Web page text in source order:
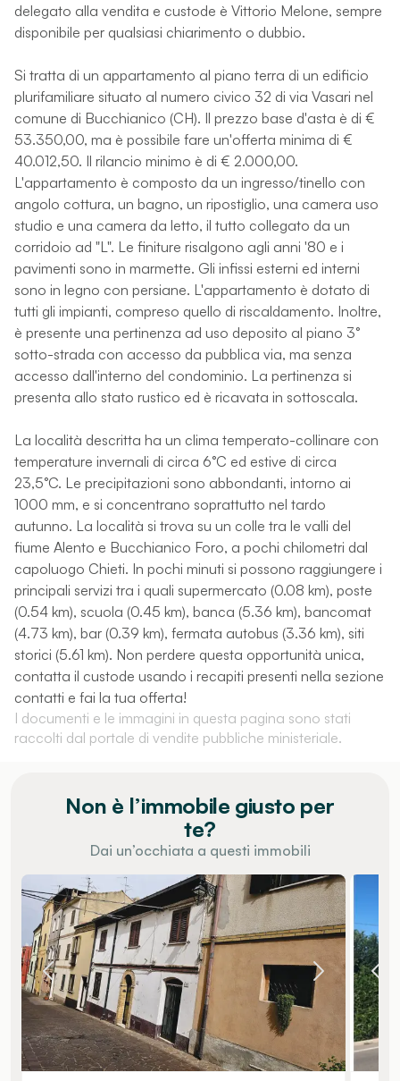
delegato alla vendita e custode è Vittorio Melone, sempre
disponibile per qualsiasi chiarimento o dubbio.
Si tratta di un appartamento al piano terra di un edificio
plurifamiliare situato al numero civico 32 di via Vasari nel
comune di Bucchianico (CH). Il prezzo base d'asta è di €
53.350,00, ma è possibile fare un'offerta minima di €
40.012,50. Il rilancio minimo è di € 2.000,00.
L'appartamento è composto da un ingresso/tinello con
angolo cottura, un bagno, un ripostiglio, una camera uso
studio e una camera da letto, il tutto collegato da un
corridoio ad "L". Le finiture risalgono agli anni '80 e i
pavimenti sono in marmette. Gli infissi esterni ed interni
sono in legno con persiane. L'appartamento è dotato di
tutti gli impianti, compreso quello di riscaldamento. Inoltre,
è presente una pertinenza ad uso deposito al piano 3°
sotto-strada con accesso da pubblica via, ma senza
accesso dall'interno del condominio. La pertinenza si
presenta allo stato rustico ed è ricavata in sottoscala.
La località descritta ha un clima temperato-collinare con
temperature invernali di circa 6°C ed estive di circa
23,5°C. Le precipitazioni sono abbondanti, intorno ai
1000 mm, e si concentrano soprattutto nel tardo
autunno. La località si trova su un colle tra le valli del
fiume Alento e Bucchianico Foro, a pochi chilometri dal
capoluogo Chieti. In pochi minuti si possono raggiungere i
principali servizi tra i quali supermercato (0.08 km), poste
(0.54 km), scuola (0.45 km), banca (5.36 km), bancomat
(4.73 km), bar (0.39 km), fermata autobus (3.36 km), siti
storici (5.61 km). Non perdere questa opportunità unica,
contatta il custode usando i recapiti presenti nella sezione
contatti e fai la tua offerta!
I documenti e le immagini in questa pagina sono stati
raccolti dal portale di vendite pubbliche ministeriale.
Non è l’immobile giusto per
te?
Dai un’occhiata a questi immobili